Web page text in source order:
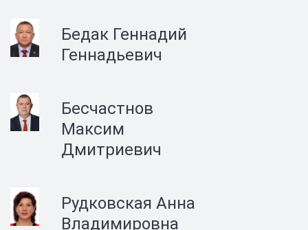
Бедак Геннадий
Геннадьевич
Бесчастнов
Максим
Дмитриевич
Рудковская Анна
Владимировна